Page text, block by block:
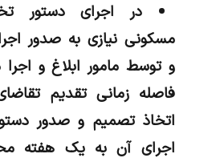
در اجرای دستور
مسکونی نیازی به صدور
و توسط مامور ابلاغ و
فاصله زمانی تقدیم
اتخاذ تصمیم و صدور
اجرای آن به یک هفته